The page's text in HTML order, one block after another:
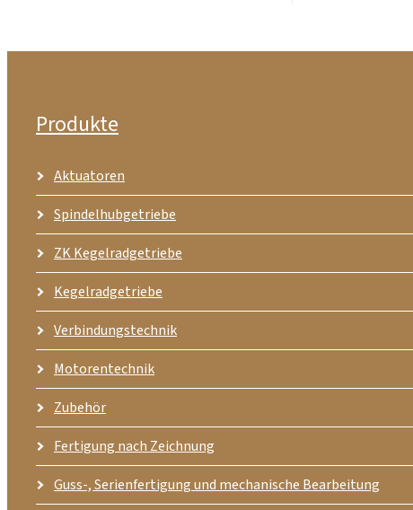
Produkte
Aktuatoren
Spindelhubgetriebe
ZK Kegelradgetriebe
Kegelradgetriebe
Verbindungstechnik
Motorentechnik
Zubehör
Fertigung nach Zeichnung
Guss-, Serienfertigung und mechanische Bearbeitung